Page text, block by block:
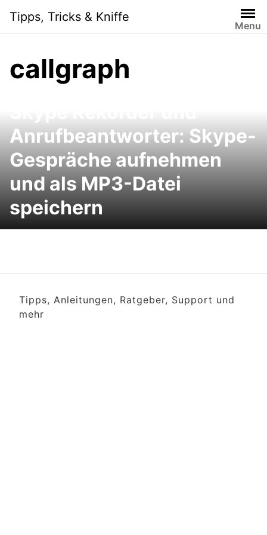
content
Tipps, Tricks & Kniffe
Menu
callgraph
Anrufbeantworter: Skype-
Gespräche aufnehmen
und als MP3-Datei
speichern
Tipps, Anleitungen, Ratgeber, Support und
mehr